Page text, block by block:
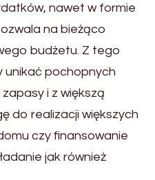
nawet w formie
na bieżąco
budżetu. Z tego
unikać pochopnych
i z większą
do realizacji większych
czy finansowanie
jak również